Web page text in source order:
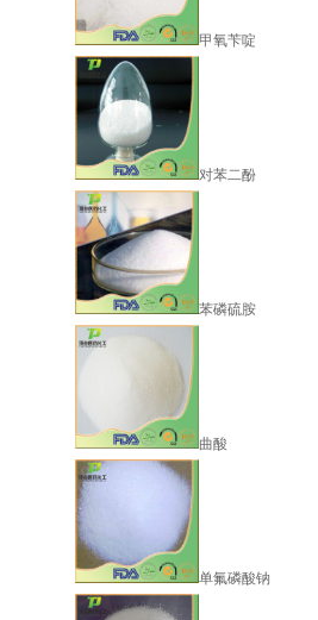
甲氧苄啶
对苯二酚
苯磷硫胺
曲酸
单氟磷酸钠